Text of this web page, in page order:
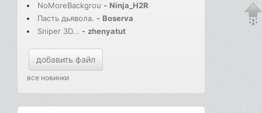
NoMoreBackgrou - Ninja_H2R
Пасть дьявола. - Boserva
Sniper 3D... - zhenyatut
добавить файл
все новинки